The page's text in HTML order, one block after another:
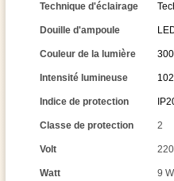
Technique d'éclairage
Douille d'ampoule
Couleur de la lumière
Intensité lumineuse
Indice de protection
Classe de protection 2
Volt
Watt 9 W